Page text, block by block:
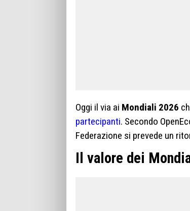
Oggi il via ai Mondiali 2026
partecipanti. Secondo
Federazione si prevede un
Il valore dei